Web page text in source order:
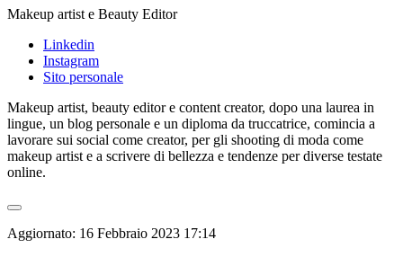
Makeup artist e Beauty Editor
Linkedin
Instagram
Sito personale
Makeup artist, beauty editor e content creator, dopo una laurea in
lingue, un blog personale e un diploma da truccatrice, comincia a
lavorare sui social come creator, per gli shooting di moda come
makeup artist e a scrivere di bellezza e tendenze per diverse testate
online.
Aggiornato: 16 Febbraio 2023 17:14